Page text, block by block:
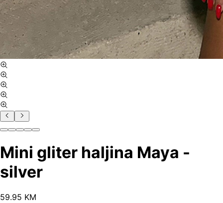
Mini gliter haljina Maya -
silver
59.95 KM